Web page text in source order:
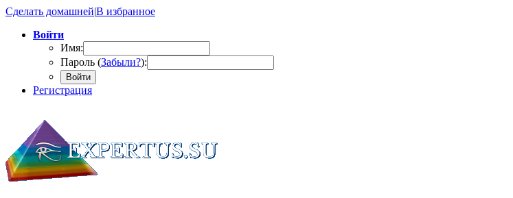
Сделать домашней|В избранное
Войти
Имя:
Пароль (Забыли?):
Войти
Регистрация